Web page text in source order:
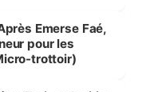
Emerse Faé,
pour les
trottoir)